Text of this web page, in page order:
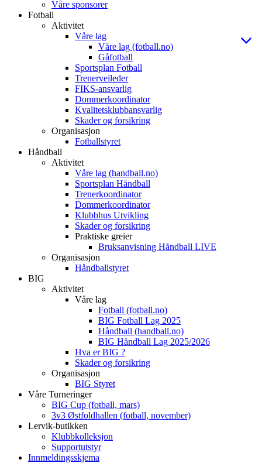
Våre sponsorer
Fotball
Aktivitet
Våre lag
Våre lag (fotball.no)
Gåfotball
Sportsplan Fotball
Trenerveileder
FIKS-ansvarlig
Dommerkoordinator
Kvalitetsklubbansvarlig
Skader og forsikring
Organisasjon
Fotballstyret
Håndball
Aktivitet
Våre lag (handball.no)
Sportsplan Håndball
Trenerkoordinator
Dommerkoordinator
Klubbhus Utvikling
Skader og forsikring
Praktiske greier
Bruksanvisning Håndball LIVE
Organisasjon
Håndballstyret
BIG
Aktivitet
Våre lag
Fotball (fotball.no)
BIG Fotball Lag 2025
Håndball (handball.no)
BIG Håndball Lag 2025/2026
Hva er BIG ?
Skader og forsikring
Organisasjon
BIG Styret
Våre Turneringer
BIG Cup (fotball, mars)
3v3 Østfoldhallen (fotball, november)
Lervik-butikken
Klubbkolleksjon
Supportutstyr
Innmeldingsskjema